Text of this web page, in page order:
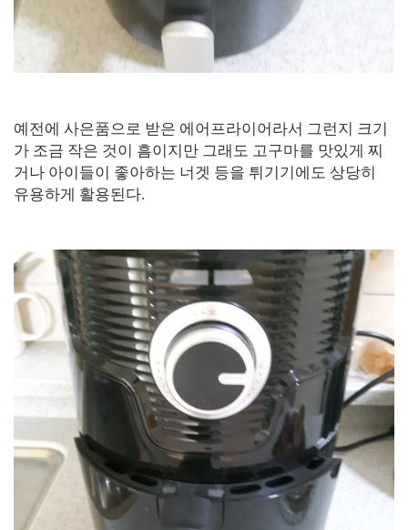
예전에 사은품으로 받은 에어프라이어라서 그런지 크기
가 조금 작은 것이 흠이지만 그래도 고구마를 맛있게 찌
거나 아이들이 좋아하는 너겟 등을 튀기기에도 상당히
유용하게 활용된다.